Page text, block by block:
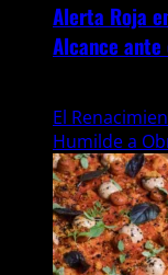
Alerta Roja
Alcance
El
Humilde a